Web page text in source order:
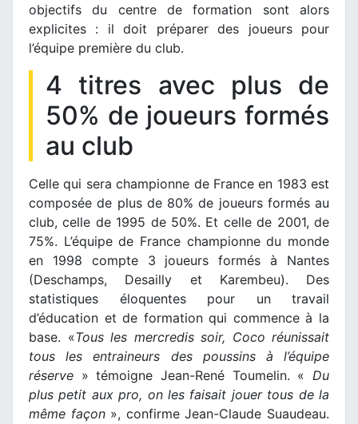
objectifs du centre de formation sont alors
explicites : il doit préparer des joueurs pour
l’équipe première du club.
4 titres avec plus de
50% de joueurs formés
au club
Celle qui sera championne de France en 1983 est
composée de plus de 80% de joueurs formés au
club, celle de 1995 de 50%. Et celle de 2001, de
75%. L’équipe de France championne du monde
en 1998 compte 3 joueurs formés à Nantes
(Deschamps, Desailly et Karembeu). Des
statistiques éloquentes pour un travail
d’éducation et de formation qui commence à la
base. «Tous les mercredis soir, Coco réunissait
tous les entraineurs des poussins à l’équipe
réserve » témoigne Jean-René Toumelin. « Du
plus petit aux pro, on les faisait jouer tous de la
même façon», confirme Jean-Claude Suaudeau.